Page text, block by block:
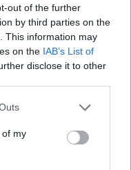
out of the further
by third parties on the
This information may
on the IAB’s List of
disclose it to other
one or more Google
You may click to
its third-party tags to
in below Google
of my